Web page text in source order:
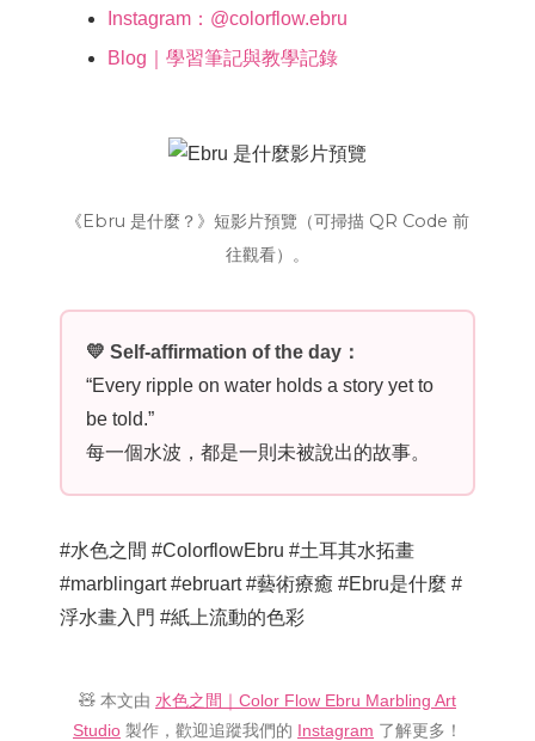
Instagram：@colorflow.ebru
Blog｜學習筆記與教學記錄
《Ebru 是什麼？》短影片預覽（可掃描 QR Code 前
往觀看）。
💛 Self-affirmation of the day：
“Every ripple on water holds a story yet to
be told.”
每一個水波，都是一則未被說出的故事。
#水色之間 #ColorflowEbru #土耳其水拓畫
#marblingart #ebruart #藝術療癒 #Ebru是什麼 #
浮水畫入門 #紙上流動的色彩
🧸 本文由 水色之間｜Color Flow Ebru Marbling Art
Studio 製作，歡迎追蹤我們的 Instagram 了解更多！